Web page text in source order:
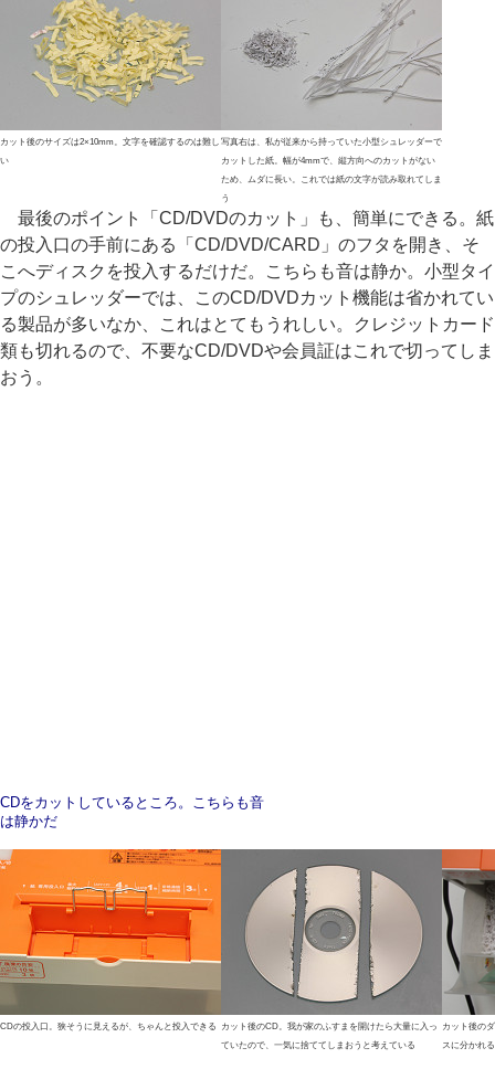
カット後のサイズは2×10mm。文字を確認するのは難し
い
写真右は、私が従来から持っていた小型シュレッダーで
カットした紙。幅が4mmで、縦方向へのカットがない
ため、ムダに長い。これでは紙の文字が読み取れてしま
う
最後のポイント「CD/DVDのカット」も、簡単にできる。紙
の投入口の手前にある「CD/DVD/CARD」のフタを開き、そ
こへディスクを投入するだけだ。こちらも音は静か。小型タイ
プのシュレッダーでは、このCD/DVDカット機能は省かれてい
る製品が多いなか、これはとてもうれしい。クレジットカード
類も切れるので、不要なCD/DVDや会員証はこれで切ってしま
おう。
CDをカットしているところ。こちらも音
は静かだ
CDの投入口。狭そうに見えるが、ちゃんと投入できる
カット後のCD。我が家のふすまを開けたら大量に入っ
ていたので、一気に捨ててしまおうと考えている
カット後の
スに分かれる